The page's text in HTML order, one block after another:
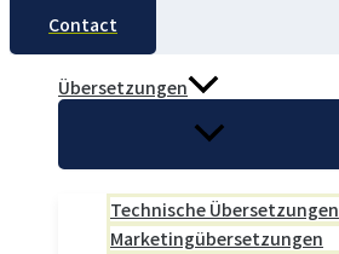
Contact
Übersetzungen
Technische Übersetzungen
Marketingübersetzungen